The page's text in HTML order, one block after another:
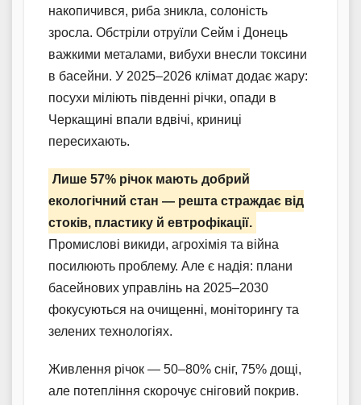
накопичився, риба зникла, солоність
зросла. Обстріли отруїли Сейм і Донець
важкими металами, вибухи внесли токсини
в басейни. У 2025–2026 клімат додає жару:
посухи міліють південні річки, опади в
Черкащині впали вдвічі, криниці
пересихають.
Лише 57% річок мають добрий
екологічний стан — решта страждає від
стоків, пластику й евтрофікації.
Промислові викиди, агрохімія та війна
посилюють проблему. Але є надія: плани
басейнових управлінь на 2025–2030
фокусуються на очищенні, моніторингу та
зелених технологіях.
Живлення річок — 50–80% сніг, 75% дощі,
але потепління скорочує сніговий покрив.